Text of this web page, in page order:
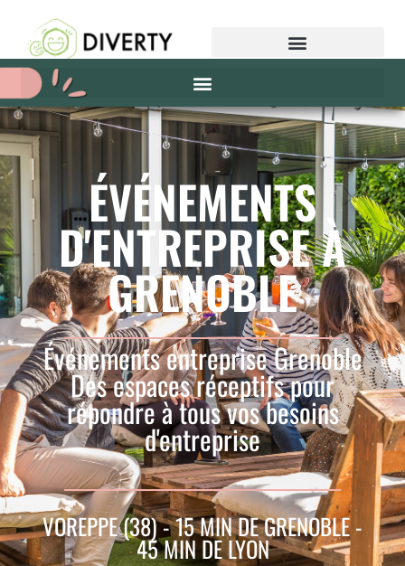
ÉVÉNEMENTS
D'ENTREPRISE À
GRENOBLE
Événements entreprise Grenoble
Des espaces réceptifs pour
répondre à tous vos besoins
d'entreprise
VOREPPE (38) - 15 MIN DE GRENOBLE -
45 MIN DE LYON